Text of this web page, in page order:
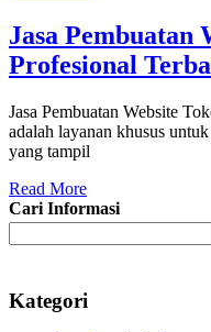
Jasa Pembuatan
Profesional
Jasa Pembuatan Website
adalah layanan khusus
yang tampil
Read More
Cari Informasi
Kategori